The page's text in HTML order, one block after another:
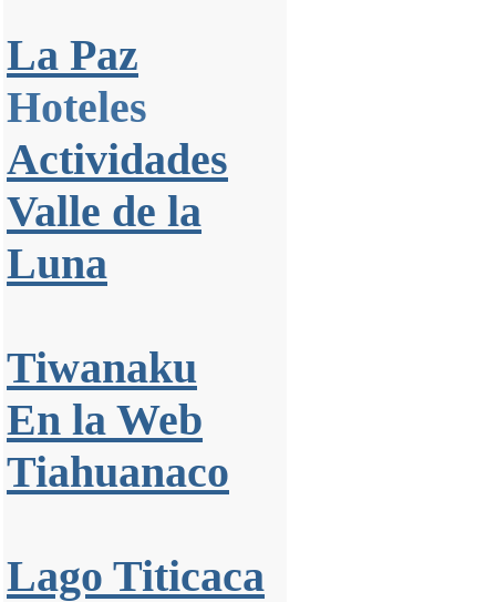
La Paz
Hoteles
Actividades
Valle de la
Luna
Tiwanaku
En la Web
Tiahuanaco
Lago Titicaca